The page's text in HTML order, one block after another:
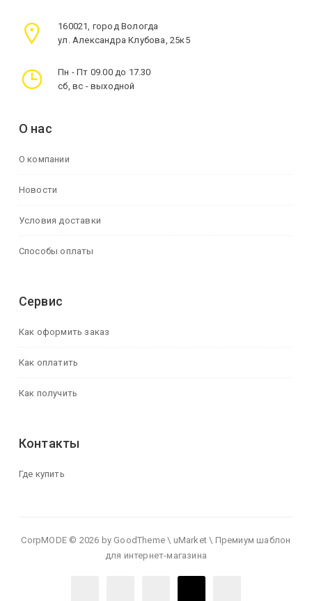
160021, город Вологда
ул. Александра Клубова, 25к5
Пн - Пт 09.00 до 17.30
сб, вс - выходной
О нас
О компании
Новости
Условия доставки
Способы оплаты
Сервис
Как оформить заказ
Как оплатить
Как получить
Контакты
Где купить
CorpMODE © 2026 by GoodTheme \ uMarket \ Премиум шаблон
для интернет-магазина